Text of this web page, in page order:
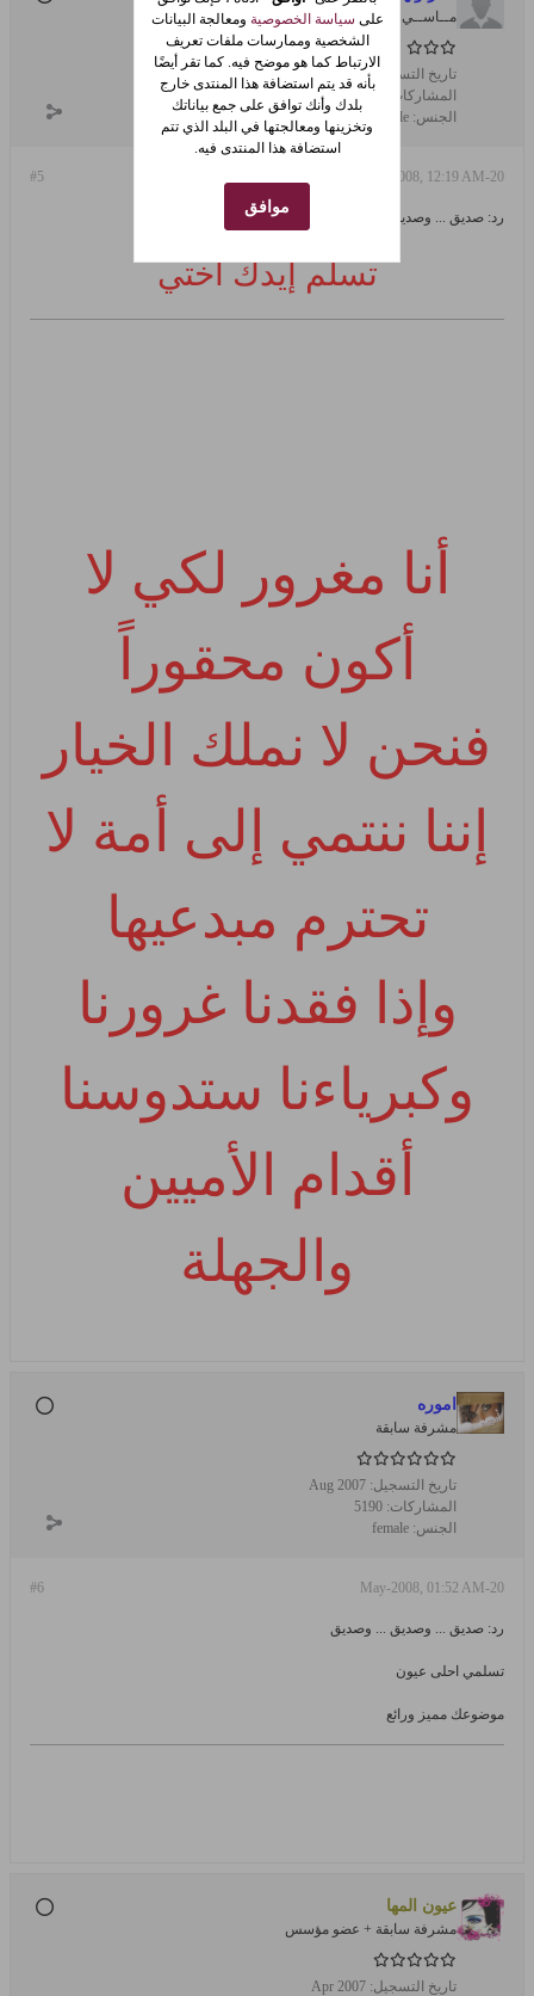
مــاســي
تاريخ التسجيل: Sep 2007
المشاركات:
1490
الجنس: male
#5 20-May-2008, 12:19 AM
رد: صديق ... وصديق ... وصديق
تسلم إيدك أختي
أنا مغرور لكي لا
أكون محقوراً
فنحن لا نملك الخيار
إننا ننتمي إلى أمة لا
تحترم مبدعيها
وإذا فقدنا غرورنا
وكبرياءنا ستدوسنا
أقدام الأميين
والجهلة
اموره
مشرفة سابقة
تاريخ التسجيل: Aug 2007
المشاركات: 5190
الجنس: female
#6 20-May-2008, 01:52 AM
رد: صديق ... وصديق ... وصديق
تسلمي احلى عيون
موضوعك مميز ورائع
عيون المها
مشرفة سابقة + عضو مؤسس
تاريخ التسجيل: Apr 2007
على سياسة الخصوصية ومعالجة البيانات
الشخصية وممارسات ملفات تعريف
الارتباط كما هو موضح فيه. كما تقر أيضًا
بأنه قد يتم استضافة هذا المنتدى خارج
بلدك وأنك توافق على جمع بياناتك
وتخزينها ومعالجتها في البلد الذي تتم
استضافة هذا المنتدى فيه.
موافق